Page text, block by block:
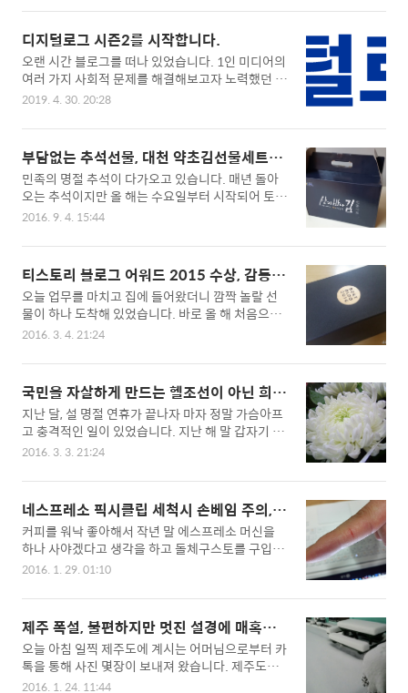
게 마스크를 쓰지 않은 승객이 있었다. 마스크를 제
대로 착용하지 않거나 미착용 승차를 하여도 기사가
적극적으로 제재하지 않았다. 전철은 그래도 잘 지
켜지는 듯 보였는데 택시를..
은 틀림없어 보인다. 가장 돋보이는 부분은 카메라
이다. 최고 1억 800만 화소의 카메라를 탑재하였고
그외에도 각 영역대별 총 4개의 카메라를 탑재한 것
이 눈에 띈다. 애플이 아이폰 11프로에서 3개의 카
메라를 탑재하여 사진과 영상에 집중한 모습을 보였
는데 삼성전자는 한 걸음 더 나아가 S20프로의 경우
것으로 판단된다. 카메라의 구조 역시 애플에서 인
덕션이라고 놀림을 받았듯이 카툭튀 디자인을 채용
하였다. 전체적으로 기존 S10의 디자인에서 크게
벗어나 보이지 않는 디..
디지털로그 시즌2를 시작합니다.
오랜 시간 블로그를 떠나 있었습니다. 1인 미디어의
여러 가지 사회적 문제를 해결해보고자 노력했던 시
간 동안 정작 개인 블로그를 통해 많은 독자 분과의
이었지만 나름 의미있었던 일과 성과를 얻었던 시간
이었습니다. 이제 다시 한 사람의 블로거로 돌아와
새롭게 블로그를 시작합니다. 5월 1일부터 디지털
로그 시즌2를 시작합니다. 예전만큼 많은 글을 쓰기
는 어렵겠지만, 깊이 있는 내용으로 소통과 공감을
위한 정보를 전달하기 위해 노력하겠습니다. 여러분
2019. 4. 30. 20:28
부담없는 추석선물, 대천 약초김선물세트로
결정
민족의 명절 추석이 다가오고 있습니다. 매년 돌아
오는 추석이지만 올 해는 수요일부터 시작되어 토,
일로 이어지는 5일간의 황금연휴로 어느 해보다도
에 벌써 부터 고향으로 내려갈 마음에 가슴이 설레
이지만 한편으로는 내심 걱정도 됩니다. 다들 비슷
하시겠지만 일가친척 그리고 지인, 업무관계자등 많
고 많은 사람들에게 고마움을 표현하기 위해 명절선
물을 골라야하는 걱정거리때문이죠. 좋은 것을 사자
니 금전적인 부담이 되고 실속형을 고르자니 차별
아오면 머리가 지끈 지끈 아픈데요. 올해는 추석 선
물을 일찌감치 골라놓아서 맘이 편하답니다. 올 해
추석 선물은 김선물세트로 정했습니다. 지인 소개로
알게되었는데 가격도 적당하고 ..
2016. 9. 4. 15:44
티스토리 블로그 어워드 2015 수상, 감동의
기념품 도착
오늘 업무를 마치고 집에 들어왔더니 깜짝 놀랄 선
물이 하나 도착해 있었습니다. 바로 올 해 처음으로
다음블로그와 티스토리 블로그를 통합해 우수블로
G 수상 기념품이었습니다. 택배 박스를 열어보니 상
당히 고급스런 기념품 상자가 가슴을 설레이게 하더
군요. 기념품 상자 중앙에는 금박으로 아주 멋지게
BEST BLOG 2015 로고가 인쇄되어 있습니다. 바
로 상자를 열어보았습니다. 가장 먼저 보이는 것은
감사장이더군요. 블로그를 통해 써주신 당신의 좋은
만들어주었습니다.정성을 담은 작은 선물로 감사의
마음을 전합니다. 올 해도 설레는 마음으로 당신의
글을 기다리겠습니다. 감사장의 글귀 보니 필자가
생각하는 ..
2016. 3. 4. 21:24
국민을 자살하게 만드는 헬조선이 아닌 희망
의 헬로조선이 되길
지난 달, 설 명절 연휴가 끝나자 마자 정말 가슴아프
고 충격적인 일이 있었습니다. 지난 해 말 갑자기 연
락이 끊어져 실종신고를 했던 막내 동생이 한강 둔
입니다. 통화를 하면서도 동생이 죽었다는 것을 믿
을 수가 없어서 발견된 시신이 동생이 맞는지 몇 번
을 되 물었는데 이미 국과수에서 지문조회를 통해
신원을 확인하고 연락을 하는 것이라고 하였습니다.
전화를 끊고 난 후 순간 머릿속이 텅빈 사람처럼 멍
한 상태로 하염없이 눈물만 흘렀습니다. 언젠가는
족들을 망연자실하게 만들었습니다. 도저히 믿을 수
없고 믿어지지도 않았지만 영안실에 안치된 얼굴조
차 알아보기 힘든 시신을 보니 동생의 죽음이 더더
욱 마음을 무겁게 만들..
2016. 3. 3. 21:24
네스프레소 픽시클립 세척시 손베임 주의,
자칫 큰 사고로 이어질 수도
커피를 워낙 좋아해서 작년 말 에스프레소 머신을
하나 사야겠다고 생각을 하고 돌체구스토를 구입하
려고 했는데 주변에서 다들 만류를 하더군요. "제대
서 두 제품을 놓고 고민한 끝에 써본 사람들이 강추
하는 네스프레소 픽시클립을 구입하여 아주 만족스
럽게 커피를 즐기고 있습니다. 특히 네스프레소 머
신을 구입한 후 향 좋고 맛 좋은 커피를 집에서 저렴
하게 마실 수 있게 되다보니 별다방이나 콩다방을
가는 횟수가 무척 줄어들어서도 경제적으로도 이득
2016. 1. 29. 01:10
제주 폭설, 불편하지만 멋진 설경에 매혹되
다.
오늘 아침 일찍 제주도에 계시는 어머님으로부터 카
톡을 통해 사진 몇장이 보내져 왔습니다. 제주도에
폭설이 내려 공항도 폐쇄가 되었다길래 눈 피해는
2016. 1. 24. 11:44